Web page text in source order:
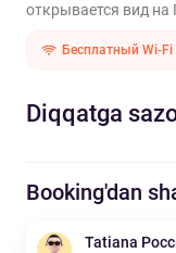
открывается вид на
Бесплатный Wi-Fi
Diqqatga
Booking'dan
Tatiana